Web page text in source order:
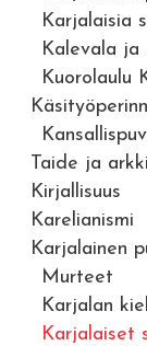
Karjalaisia
Kalevala ja
Kuorolaulu
Taide ja
Kirjallisuus
Karelianismi
Karjalainen
Murteet
Karjalan
Karjalaiset